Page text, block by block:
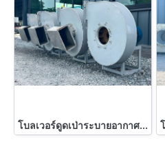
โบลเวอร์ดูดเป่าระบายอากาศV & M Made in ITALYขนาด 7.5 HP 380V เข้ามา 4 ตัว